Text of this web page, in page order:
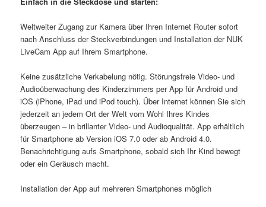
Weltweiter Zugang zur Kamera über Ihren Internet Router sofort
nach Anschluss der Steckverbindungen und Installation der NUK
LiveCam App auf Ihrem Smartphone.
Keine zusätzliche Verkabelung nötig. Störungsfreie Video- und
Audioüberwachung des Kinderzimmers per App für Android und
iOS (iPhone, iPad und iPod touch). Über Internet können Sie sich
jederzeit an jedem Ort der Welt vom Wohl Ihres Kindes
überzeugen – in brillanter Video- und Audioqualität.App erhältlich
für Smartphone ab Version iOS 7.0 oder ab Android 4.0.
Benachrichtigung aufs Smartphone, sobald sich Ihr Kind bewegt
oder ein Geräusch macht.
Installation der App auf mehreren Smartphones möglich